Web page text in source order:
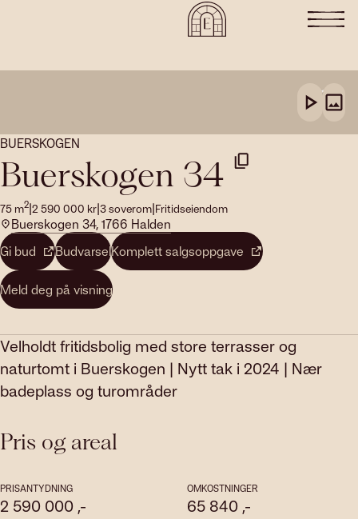
BUERSKOGEN
Buerskogen 34
75 m2|2 590 000 kr|3soverom|Fritidseiendom
Buerskogen 34, 1766 Halden
Gi bud
BudvarselKomplett salgsoppgave
Meld deg på visning
Velholdt fritidsbolig med store terrasser og
naturtomt i Buerskogen | Nytt tak i 2024 | Nær
badeplass og turområder
Pris og areal
PRISANTYDNING
2 590 000 ,-
OMKOSTNINGER
65 840 ,-